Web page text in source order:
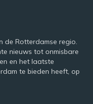
de Rotterdamse regio.
nieuws tot onmisbare
en het laatste
te bieden heeft, op